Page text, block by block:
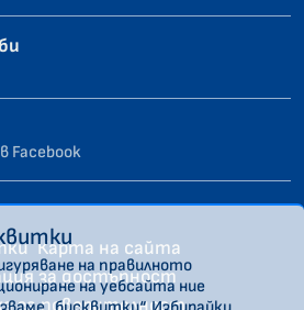
Facebook
Карта на сайта
за достъпност
на правилното
на уебсайта ние